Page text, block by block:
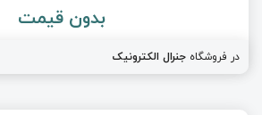
بدون قیمت
در فروشگاه جنرال الکترونیک